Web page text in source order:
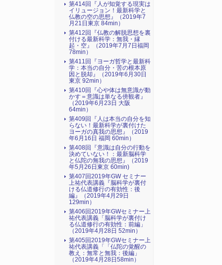
第414回『人が知覚する現実は
イリュージョン！最新科学と
仏教の空の思想』（2019年7
月21日東京 84min）
第412回『仏教の解脱思想を裏
付ける最新科学：無我・縁
起・空』（2019年7月7日福岡
78min）
第411回『ヨーガ哲学と最新科
学：本当の自分・苦の根本原
因と脱却』（2019年6月30日
東京 92min）
第410回『心や体は無意識が動
かす＝意識は単なる傍観者』
（2019年6月23日 大阪
64min）
第409回『人は本当の自分を知
らない！最新科学が裏付けた
ヨーガの真我の思想』（2019
年6月16日 福岡 60min）
第408回『意識は自分の行動を
決めていない！：最新脳科学
と仏陀の無我の思想』（2019
年5月26日東京 60min)
第407回2019年GW セミナー
上祐代表講義『脳科学が裏付
ける仏道修行の有効性：後
編』（2019年4月29日
129min）
第406回2019年GWセミナー上
祐代表講義「脳科学が裏付け
る仏道修行の有効性：前編」
（2019年4月28日 52min）
第405回2019年GWセミナー上
祐代表講義「「仏陀の覚醒の
教え：無常と無我：後編」
（2019年4月28日58min）